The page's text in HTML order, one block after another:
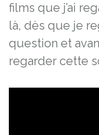
films que j’ai
là, dès que je
question et
regarder cette